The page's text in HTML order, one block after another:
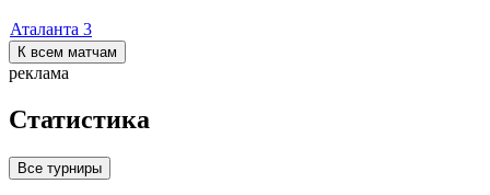
Аталанта 3
К всем матчам
реклама
Статистика
Все турниры